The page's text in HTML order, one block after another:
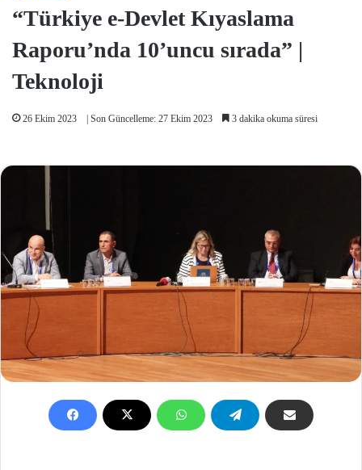
“Türkiye e-Devlet Kıyaslama
Raporu’nda 10’uncu sırada” |
Teknoloji
26 Ekim 2023 | Son Güncelleme: 27 Ekim 2023 3 dakika okuma süresi